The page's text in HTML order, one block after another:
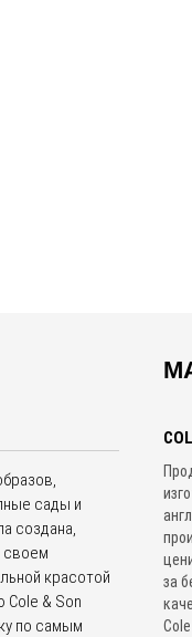
сады и
создана,
своем
красотой
Cole & Son
по самым
за